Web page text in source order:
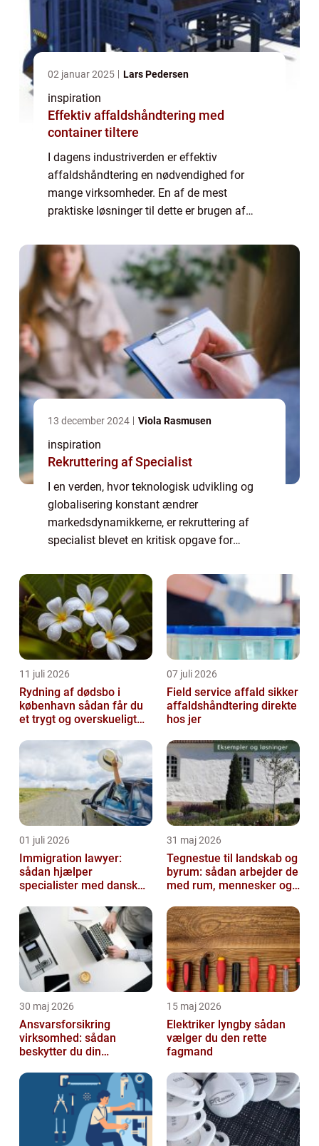
02 januar 2025 Lars Pedersen
inspiration
Effektiv affaldshåndtering med
container tiltere
I dagens industriverden er effektiv
affaldshåndtering en nødvendighed for
mange virksomheder. En af de mest
praktiske løsninger til dette er brugen af
affaldshåndtering let...
13 december 2024 Viola Rasmusen
inspiration
Rekruttering af Specialist
I en verden, hvor teknologisk udvikling og
globalisering konstant ændrer
markedsdynamikkerne, er rekruttering af
specialist blevet en kritisk opgave for
og fastholde den rette specialist k...
11 juli 2026
Rydning af dødsbo i
københavn sådan får du
et trygt og overskueligt
07 juli 2026
Field service affald sikker
affaldshåndtering direkte
hos jer
01 juli 2026
Immigration lawyer:
sådan hjælper
specialister med dansk
31 maj 2026
Tegnestue til landskab og
byrum: sådan arbejder de
med rum, mennesker og
30 maj 2026
Ansvarsforsikring
virksomhed: sådan
beskytter du din
15 maj 2026
Elektriker lyngby sådan
vælger du den rette
fagmand